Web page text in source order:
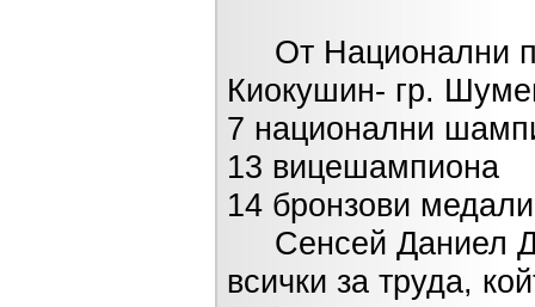
От Национални
Киокушин- гр.
7 национални
13 вицешампиона
14 бронзови
Сенсей Даниел
всички за труда,